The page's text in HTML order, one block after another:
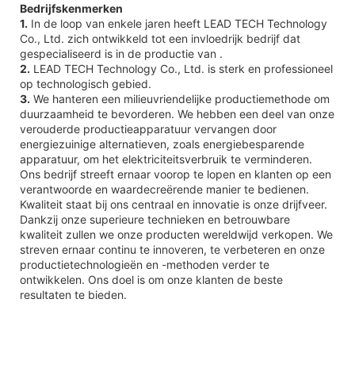
Bedrijfskenmerken
1. In de loop van enkele jaren heeft LEAD TECH Technology
Co., Ltd. zich ontwikkeld tot een invloedrijk bedrijf dat
gespecialiseerd is in de productie van .
2. LEAD TECH Technology Co., Ltd. is sterk en professioneel
op technologisch gebied.
3. We hanteren een milieuvriendelijke productiemethode om
duurzaamheid te bevorderen. We hebben een deel van onze
verouderde productieapparatuur vervangen door
energiezuinige alternatieven, zoals energiebesparende
apparatuur, om het elektriciteitsverbruik te verminderen.
Ons bedrijf streeft ernaar voorop te lopen en klanten op een
verantwoorde en waardecreërende manier te bedienen.
Kwaliteit staat bij ons centraal en innovatie is onze drijfveer.
Dankzij onze superieure technieken en betrouwbare
kwaliteit zullen we onze producten wereldwijd verkopen. We
streven ernaar continu te innoveren, te verbeteren en onze
productietechnologieën en -methoden verder te
ontwikkelen. Ons doel is om onze klanten de beste
resultaten te bieden.